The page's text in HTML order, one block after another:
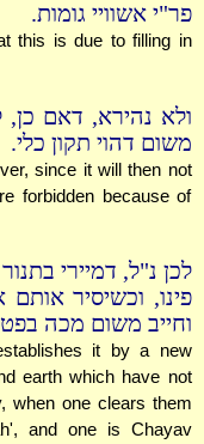
פר"י אשוויי גומות.
this is due to filling in
ולא נהירא, דאם כן,
משום דהוי תקון כלי.
since it will then not
forbidden because of
לכן נ"ל, דמיירי
פינו, וכשיסיר אותם
וחייב משום מכה
it by a new
earth which have not
when one clears them
and one is Chayav